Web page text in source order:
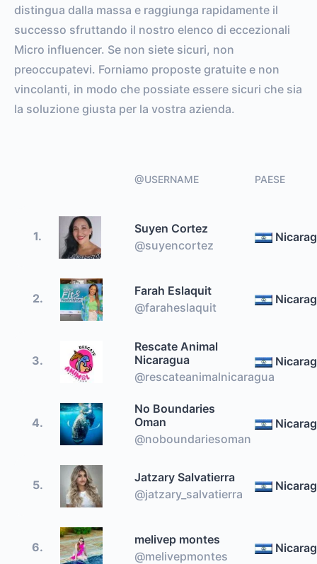
distingua dalla massa e raggiunga rapidamente il
successo sfruttando il nostro elenco di eccezionali
Micro influencer. Se non siete sicuri, non
preoccupatevi. Forniamo proposte gratuite e non
vincolanti, in modo che possiate essere sicuri che sia
la soluzione giusta per la vostra azienda.
@USERNAME PAESE
1.
Suyen Cortez
@suyencortez
2.
Farah Eslaquit
@faraheslaquit
3.
Rescate Animal
Nicaragua
@rescateanimalnicaragua
4.
No Boundaries
Oman
@noboundariesoman
5.
Jatzary Salvatierra
@jatzary_salvatierra
6.
melivep montes
@melivepmontes